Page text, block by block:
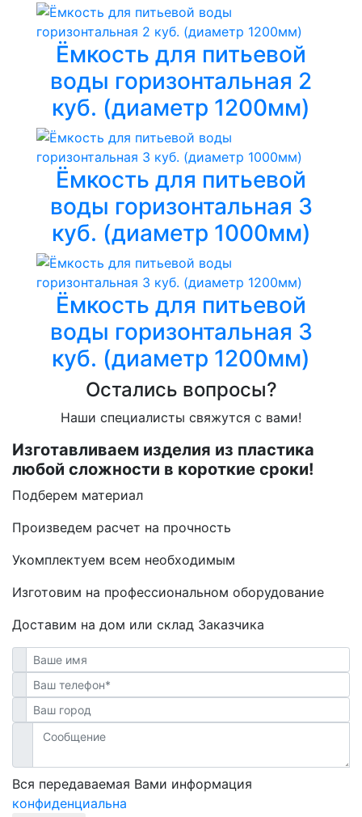
Ёмкость для питьевой
воды горизонтальная 2
куб. (диаметр 1200мм)
Ёмкость для питьевой
воды горизонтальная 3
куб. (диаметр 1000мм)
Ёмкость для питьевой
воды горизонтальная 3
куб. (диаметр 1200мм)
Остались вопросы?
Наши специалисты свяжутся с вами!
Изготавливаем изделия из пластика
любой сложности в короткие сроки!
Подберем материал
Произведем расчет на прочность
Укомплектуем всем необходимым
Изготовим на профессиональном оборудование
Доставим на дом или склад Заказчика
Вся передаваемая Вами информация
конфиденциальна